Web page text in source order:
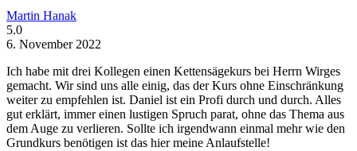
Martin Hanak
5.0
6. November 2022
Ich habe mit drei Kollegen einen Kettensägekurs bei Herrn Wirges
gemacht. Wir sind uns alle einig, das der Kurs ohne Einschränkung
weiter zu empfehlen ist. Daniel ist ein Profi durch und durch. Alles
gut erklärt, immer einen lustigen Spruch parat, ohne das Thema aus
dem Auge zu verlieren. Sollte ich irgendwann einmal mehr wie den
Grundkurs benötigen ist das hier meine Anlaufstelle!